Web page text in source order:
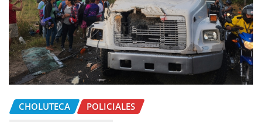
CHOLUTECA POLICIALES